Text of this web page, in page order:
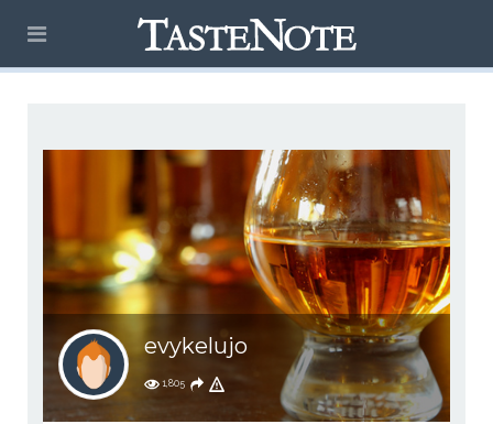
evykelujo
1,805